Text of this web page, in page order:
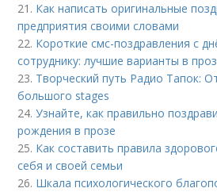
21. Как написать оригинальные
предприятия своими словами
22. Короткие смс-поздравления с
сотруднику: лучшие варианты в
23. Творческий путь Радио Тапок:
большого stages
24.Узнайте, как правильно
рождения в прозе
25. Как составить правила
себя и своей семьи
26. Шкала психологического